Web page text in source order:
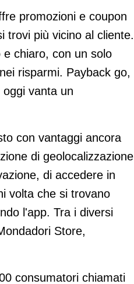
promozioni e coupon
trovi più vicino al cliente.
chiaro, con un solo
risparmi. Payback go,
vanta un
con vantaggi ancora
di geolocalizzazione
di accedere in
volta che si trovano
l'app. Tra i diversi
Store,
consumatori chiamati